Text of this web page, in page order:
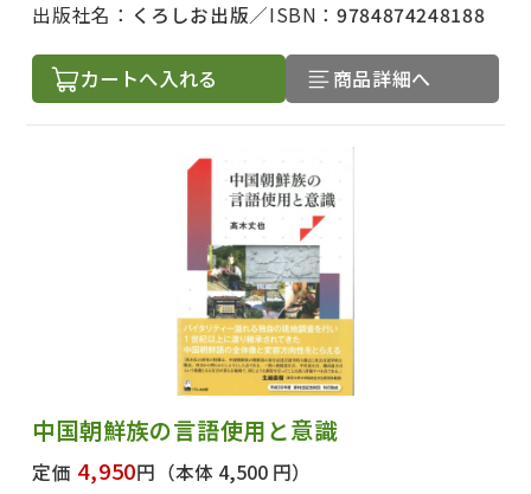
出版社名： くろしお出版 ISBN：9784874248188
カートへ入れる 商品詳細へ
中国朝鮮族の言語使用と意識
定価 4,950円 （本体 4,500 円）